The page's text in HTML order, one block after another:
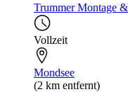
Trummer Montage
Vollzeit
Mondsee
(2 km entfernt)